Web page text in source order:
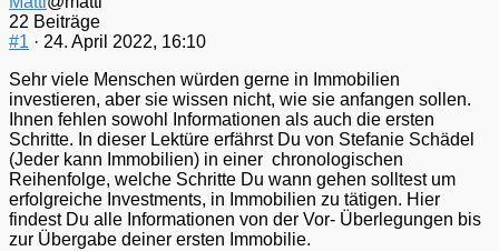
22 Beiträge
#1 · 24. April 2022, 16:10
Sehr viele Menschen würden gerne in Immobilien
investieren, aber sie wissen nicht, wie sie anfangen sollen.
Ihnen fehlen sowohl Informationen als auch die ersten
Schritte. In dieser Lektüre erfährst Du von Stefanie Schädel
(Jeder kann Immobilien) in einer chronologischen
Reihenfolge, welche Schritte Du wann gehen solltest um
erfolgreiche Investments, in Immobilien zu tätigen. Hier
findest Du alle Informationen von der Vor- Überlegungen bis
zur Übergabe deiner ersten Immobilie.